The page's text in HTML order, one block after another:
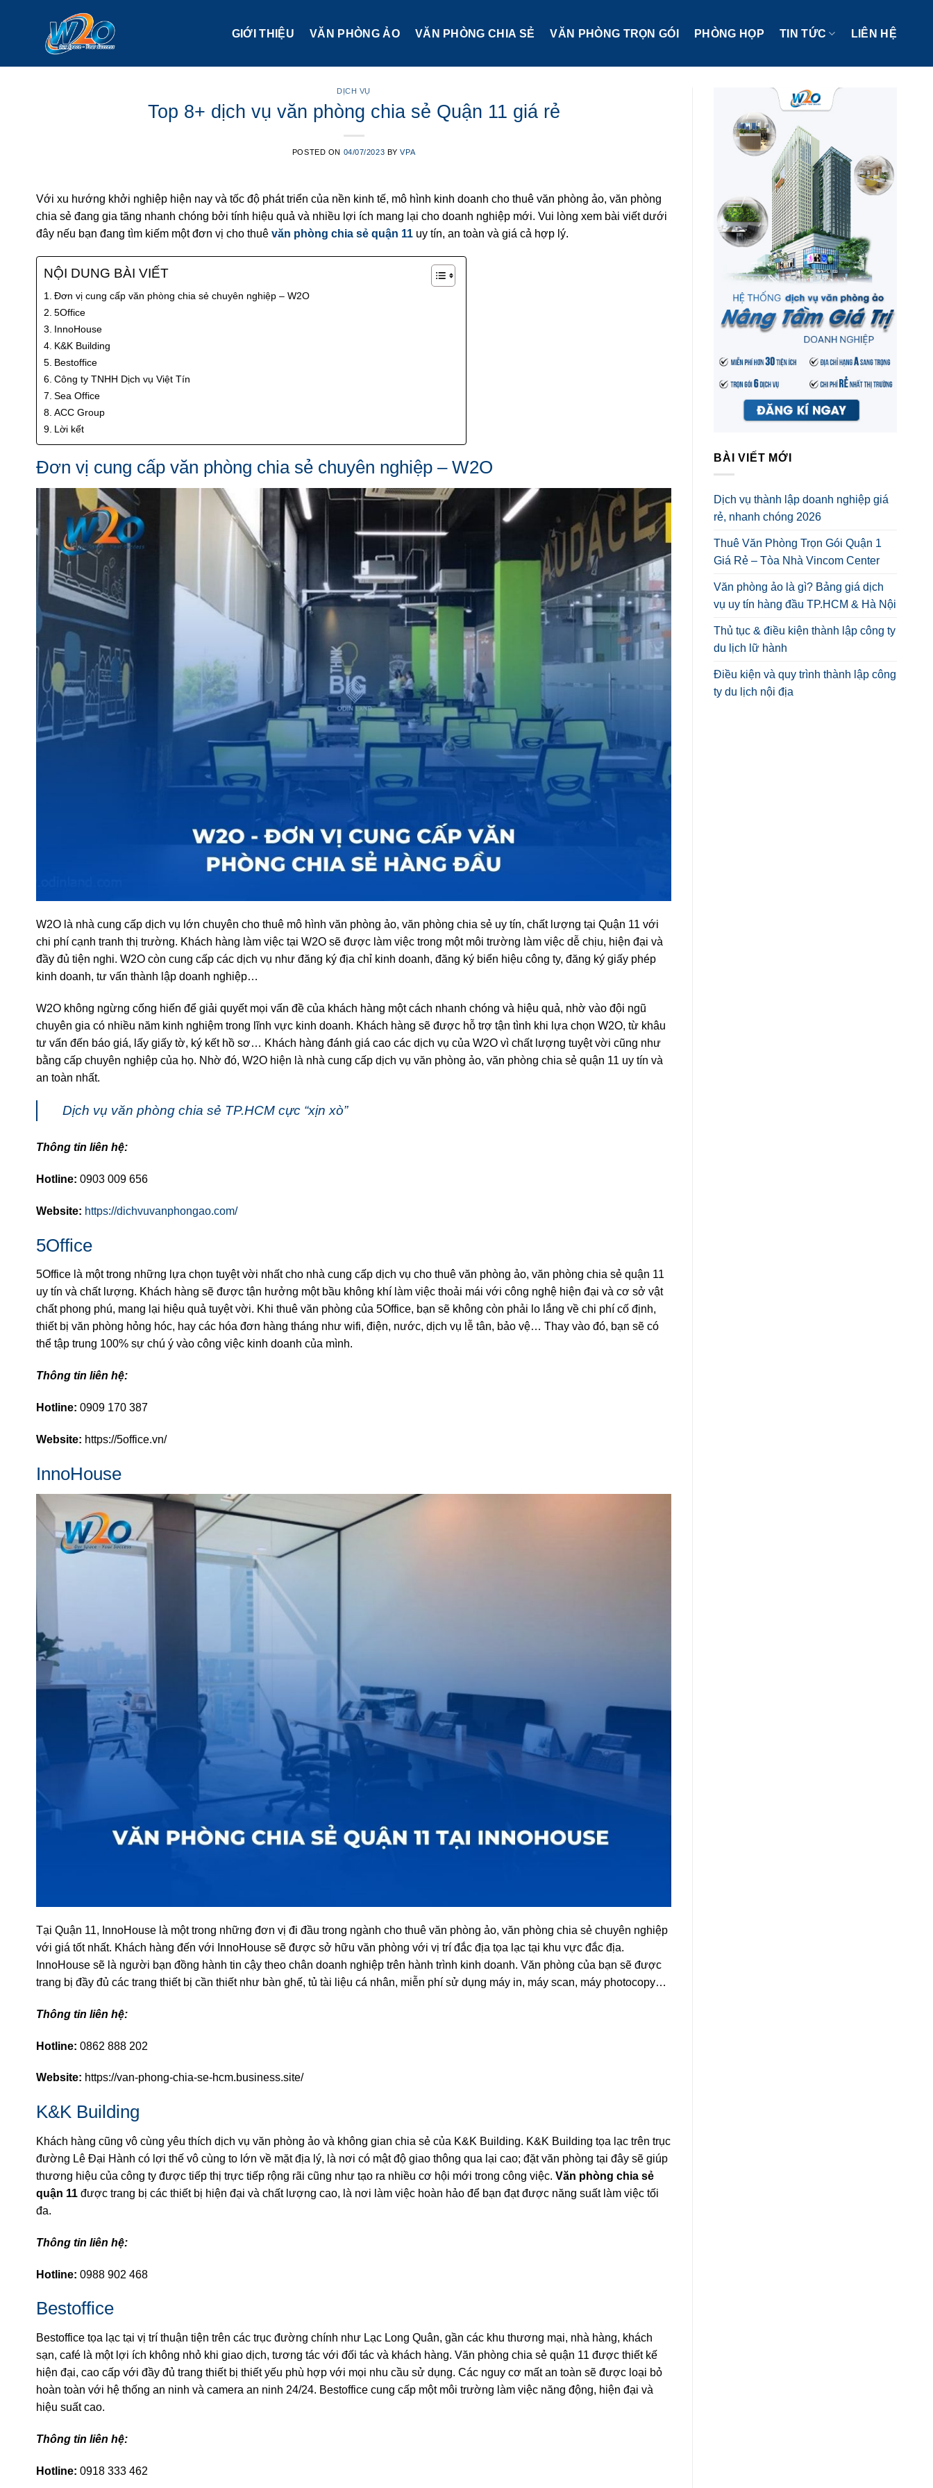
GIỚI THIỆU VĂN PHÒNG ẢO VĂN PHÒNG CHIA SẺ VĂN PHÒNG TRỌN GÓI PHÒNG HỌP TIN TỨC LIÊN HỆ
DỊCH VỤ
Top 8+ dịch vụ văn phòng chia sẻ Quận 11 giá rẻ
POSTED ON 04/07/2023 BYVPA
Với xu hướng khởi nghiệp hiện nay và tốc độ phát triển của nền kinh tế, mô hình kinh doanh cho thuê văn phòng ảo, văn phòng
chia sẻ đang gia tăng nhanh chóng bởi tính hiệu quả và nhiều lợi ích mang lại cho doanh nghiệp mới. Vui lòng xem bài viết dưới
đây nếu bạn đang tìm kiếm một đơn vị cho thuê văn phòng chia sẻ quận 11 uy tín, an toàn và giá cả hợp lý.
NỘI DUNG BÀI VIẾT
Đơn vị cung cấp văn phòng chia sẻ chuyên nghiệp – W2O
5Office
InnoHouse
K&K Building
Bestoffice
Công ty TNHH Dịch vụ Việt Tín
Sea Office
ACC Group
Lời kết
Đơn vị cung cấp văn phòng chia sẻ chuyên nghiệp – W2O
W2O là nhà cung cấp dịch vụ lớn chuyên cho thuê mô hình văn phòng ảo, văn phòng chia sẻ uy tín, chất lượng tại Quận 11 với
chi phí cạnh tranh thị trường. Khách hàng làm việc tại W2O sẽ được làm việc trong một môi trường làm việc dễ chịu, hiện đại và
đầy đủ tiện nghi. W2O còn cung cấp các dịch vụ như đăng ký địa chỉ kinh doanh, đăng ký biển hiệu công ty, đăng ký giấy phép
kinh doanh, tư vấn thành lập doanh nghiệp…
W2O không ngừng cống hiến để giải quyết mọi vấn đề của khách hàng một cách nhanh chóng và hiệu quả, nhờ vào đội ngũ
chuyên gia có nhiều năm kinh nghiệm trong lĩnh vực kinh doanh. Khách hàng sẽ được hỗ trợ tận tình khi lựa chọn W2O, từ khâu
tư vấn đến báo giá, lấy giấy tờ, ký kết hồ sơ… Khách hàng đánh giá cao các dịch vụ của W2O vì chất lượng tuyệt vời cũng như
bằng cấp chuyên nghiệp của họ. Nhờ đó, W2O hiện là nhà cung cấp dịch vụ văn phòng ảo, văn phòng chia sẻ quận 11 uy tín và
an toàn nhất.
Dịch vụ văn phòng chia sẻ TP.HCM cực “xịn xò”
Thông tin liên hệ:
Hotline: 0903 009 656
Website: https://dichvuvanphongao.com/
5Office
5Office là một trong những lựa chọn tuyệt vời nhất cho nhà cung cấp dịch vụ cho thuê văn phòng ảo, văn phòng chia sẻ quận 11
uy tín và chất lượng. Khách hàng sẽ được tận hưởng một bầu không khí làm việc thoải mái với công nghệ hiện đại và cơ sở vật
chất phong phú, mang lại hiệu quả tuyệt vời. Khi thuê văn phòng của 5Office, bạn sẽ không còn phải lo lắng về chi phí cố định,
thiết bị văn phòng hỏng hóc, hay các hóa đơn hàng tháng như wifi, điện, nước, dịch vụ lễ tân, bảo vệ… Thay vào đó, bạn sẽ có
thể tập trung 100% sự chú ý vào công việc kinh doanh của mình.
Thông tin liên hệ:
Hotline: 0909 170 387
Website: https://5office.vn/
InnoHouse
Tại Quận 11, InnoHouse là một trong những đơn vị đi đầu trong ngành cho thuê văn phòng ảo, văn phòng chia sẻ chuyên nghiệp
với giá tốt nhất. Khách hàng đến với InnoHouse sẽ được sở hữu văn phòng với vị trí đắc địa tọa lạc tại khu vực đắc địa.
InnoHouse sẽ là người bạn đồng hành tin cậy theo chân doanh nghiệp trên hành trình kinh doanh. Văn phòng của bạn sẽ được
trang bị đầy đủ các trang thiết bị cần thiết như bàn ghế, tủ tài liệu cá nhân, miễn phí sử dụng máy in, máy scan, máy photocopy…
Thông tin liên hệ:
Hotline: 0862 888 202
Website: https://van-phong-chia-se-hcm.business.site/
K&K Building
Khách hàng cũng vô cùng yêu thích dịch vụ văn phòng ảo và không gian chia sẻ của K&K Building. K&K Building tọa lạc trên trục
đường Lê Đại Hành có lợi thế vô cùng to lớn về mặt địa lý, là nơi có mật độ giao thông qua lại cao; đặt văn phòng tại đây sẽ giúp
thương hiệu của công ty được tiếp thị trực tiếp rộng rãi cũng như tạo ra nhiều cơ hội mới trong công việc. Văn phòng chia sẻ
quận 11 được trang bị các thiết bị hiện đại và chất lượng cao, là nơi làm việc hoàn hảo để bạn đạt được năng suất làm việc tối
đa.
Thông tin liên hệ:
Hotline: 0988 902 468
Bestoffice
Bestoffice tọa lạc tại vị trí thuận tiện trên các trục đường chính như Lạc Long Quân, gần các khu thương mại, nhà hàng, khách
sạn, café là một lợi ích không nhỏ khi giao dịch, tương tác với đối tác và khách hàng. Văn phòng chia sẻ quận 11 được thiết kế
hiện đại, cao cấp với đầy đủ trang thiết bị thiết yếu phù hợp với mọi nhu cầu sử dụng. Các nguy cơ mất an toàn sẽ được loại bỏ
hoàn toàn với hệ thống an ninh và camera an ninh 24/24. Bestoffice cung cấp một môi trường làm việc năng động, hiện đại và
hiệu suất cao.
Thông tin liên hệ:
Hotline: 0918 333 462
BÀI VIẾT MỚI
Dịch vụ thành lập doanh nghiệp giá
rẻ, nhanh chóng 2026
Thuê Văn Phòng Trọn Gói Quận 1
Giá Rẻ – Tòa Nhà Vincom Center
Văn phòng ảo là gì? Bảng giá dịch
vụ uy tín hàng đầu TP.HCM & Hà Nội
Thủ tục & điều kiện thành lập công ty
du lịch lữ hành
Điều kiện và quy trình thành lập công
ty du lịch nội địa